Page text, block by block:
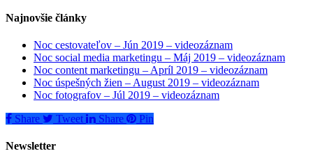
Najnovšie články
Noc cestovateľov – Jún 2019 – videozáznam
Noc social media marketingu – Máj 2019 – videozáznam
Noc content marketingu – Apríl 2019 – videozáznam
Noc úspešných žien – August 2019 – videozáznam
Noc fotografov – Júl 2019 – videozáznam
Share
Tweet Share Pin
Newsletter